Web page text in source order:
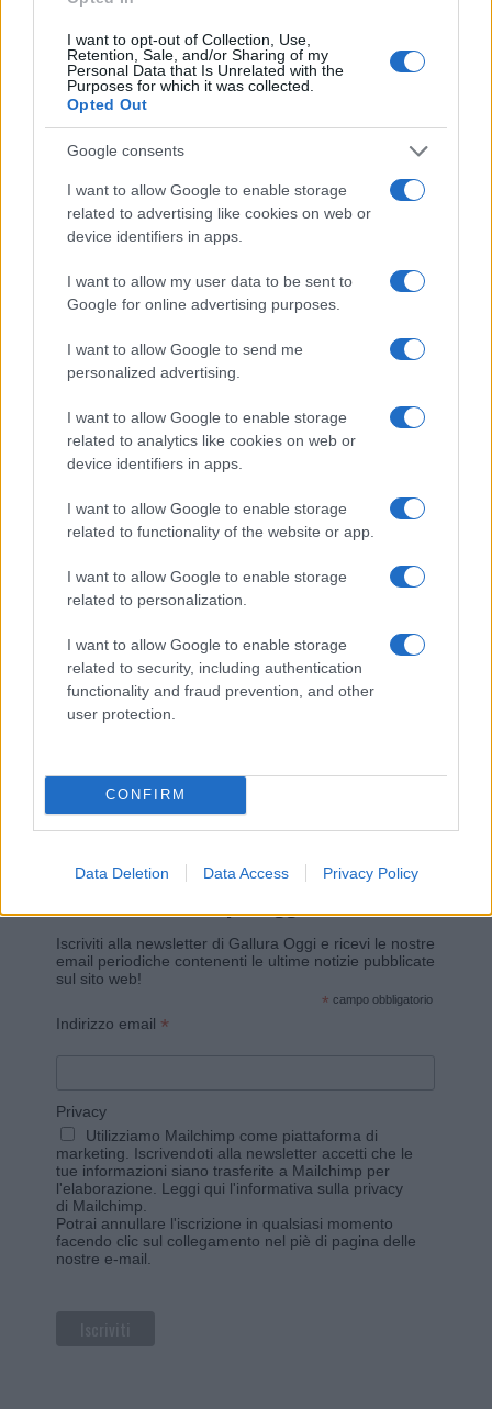
I want to opt-out of Collection, Use,
Retention, Sale, and/or Sharing of my
Personal Data that Is Unrelated with the
Purposes for which it was collected.
Opted Out
Google consents
I want to allow Google to enable storage
related to advertising like cookies on web or
device identifiers in apps.
I want to allow my user data to be sent to
Google for online advertising purposes.
I want to allow Google to send me
personalized advertising.
I want to allow Google to enable storage
related to analytics like cookies on web or
device identifiers in apps.
I want to allow Google to enable storage
related to functionality of the website or app.
I want to allow Google to enable storage
related to personalization.
I want to allow Google to enable storage
related to security, including authentication
functionality and fraud prevention, and other
user protection.
CONFIRM
Data Deletion Data Access Privacy Policy
Mario Malu
Paolo Pinna
Martina Agostina Diturco
I nostri cari
I nostri cari
I nostri cari
Giovannimaria Cabras
Iscriviti alla newsletter di Gallura Oggi e ricevi le nostre
email periodiche contenenti le ultime notizie pubblicate
sul sito web!
* campo obbligatorio
Indirizzo email *
Privacy
Utilizziamo Mailchimp come piattaforma di
marketing. Iscrivendoti alla newsletter accetti che le
tue informazioni siano trasferite a Mailchimp per
l'elaborazione. Leggi qui l'informativa sulla privacy
di Mailchimp
Potrai annullare l'iscrizione in qualsiasi momento
facendo clic sul collegamento nel piè di pagina delle
nostre e-mail.